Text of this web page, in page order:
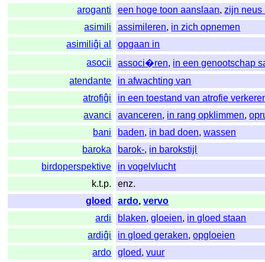
aroganti
een hoge toon aanslaan,zijn neus
asimili
assimileren, in zich opnemen
asimiliĝi al
opgaan in
asocii
associ�ren, in een genootschap
atendante
in afwachting van
atrofiĝi
in een toestand van atrofie
avanci
avanceren, in rang opklimmen,
bani
baden, in bad doen,wassen
baroka
barok-, in barokstijl
birdoperspektive
in vogelvlucht
k.t.p.
enz.
gloed
ardo,vervo
ardi
blaken,gloeien, in gloed staan
ardiĝi
in gloed geraken,opgloeien
ardo
gloed,vuur